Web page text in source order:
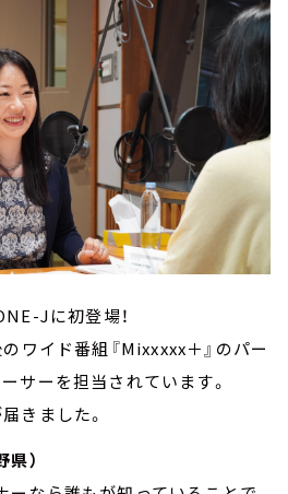
Jに初登場！
ワイド番組『Mixxxxx＋』のパー
サーを担当されています。
きました。
）